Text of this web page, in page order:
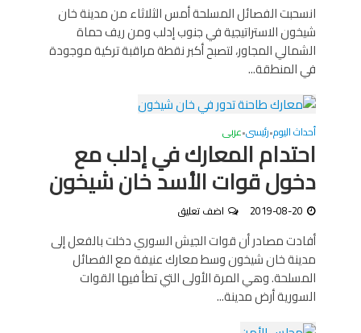
انسحبت الفصائل المسلحة أمس الثلاثاء من مدينة خان
شيخون الاستراتيجية في جنوب إدلب ومن ريف حماة
الشمالي المجاور، لتصبح أكبر نقطة مراقبة تركية موجودة
في المنطقة...
أحداث اليوم•رئيسى•عربى
احتدام المعارك في إدلب مع
دخول قوات الأسد خان شيخون
2019-08-20 اضف تعليق
أفادت مصادر أن قوات الجيش السوري دخلت بالفعل إلى
مدينة خان شيخون وسط معارك عنيفة مع الفصائل
المسلحة. وهي المرة الأولى التي تطأ فيها القوات
السورية أرض مدينة...